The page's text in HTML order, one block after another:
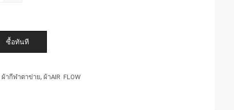
ผ้ากีฬาตาข่าย, ผ้าAIR FLOW